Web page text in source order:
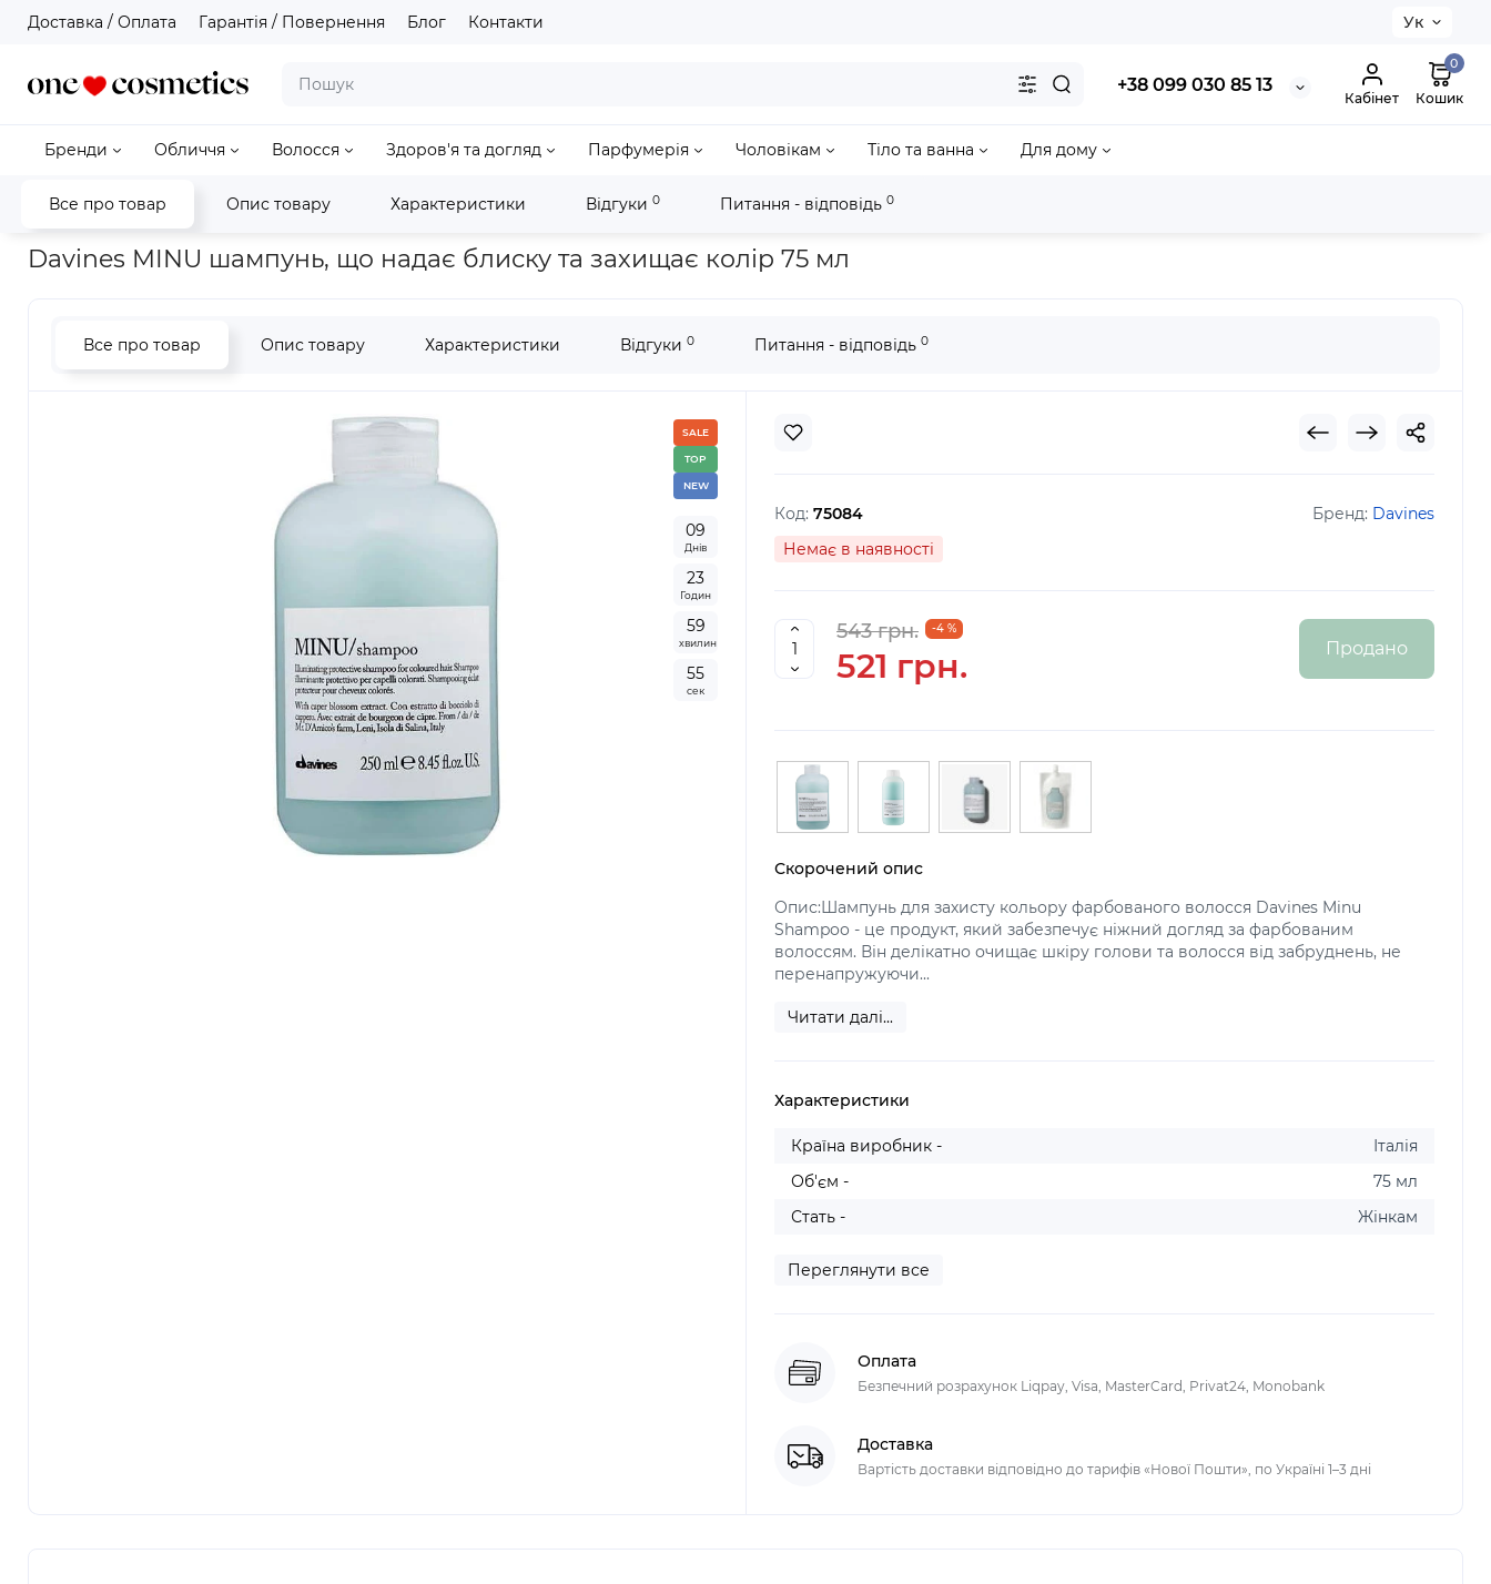
Доставка / Оплата Гарантія / Повернення Блог Контакти Ук
+38 099 030 85 13
Кабінет
0
Кошик
Бренди Обличчя Волосся Здоров'я та догляд Парфумерія Чоловікам Тіло та ванна Для дому
Все про товар Опис товару Характеристики Відгуки 0 Питання - відповідь 0
Головна Волосся Davines MINU шампунь, що надає блиску та захищає колір 75 мл
Davines MINU шампунь, що надає блиску та захищає колір 75 мл
Все про товар Опис товару Характеристики Відгуки 0 Питання - відповідь 0
SALE
TOP
NEW
09
Днів
23
Годин
59
хвилин
55
сек
Код: 75084 Бренд: Davines
Немає в наявності
543 грн. -4 %
521 грн. Продано
Скорочений опис
Опис:Шампунь для захисту кольору фарбованого волосся Davines Minu
Shampoo - це продукт, який забезпечує ніжний догляд за фарбованим
волоссям. Він делікатно очищає шкіру голови та волосся від забруднень, не
перенапружуючи...
Читати далі...
Характеристики
Країна виробник -
Італія
Об'єм -
75 мл
Стать -
Жінкам
Переглянути все
Оплата
Безпечний розрахунок Liqpay, Visa, MasterCard, Privat24, Monobank
Доставка
Вартість доставки відповідно до тарифів «Нової Пошти», по Україні 1–3 дні